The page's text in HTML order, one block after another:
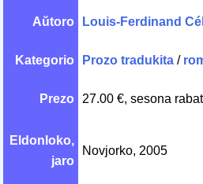
Aŭtoro Louis-Ferdinand
Kategorio Prozo tradukita /
Prezo 27.00 €, sesona
Eldonloko,
jaro
Novjorko, 2005